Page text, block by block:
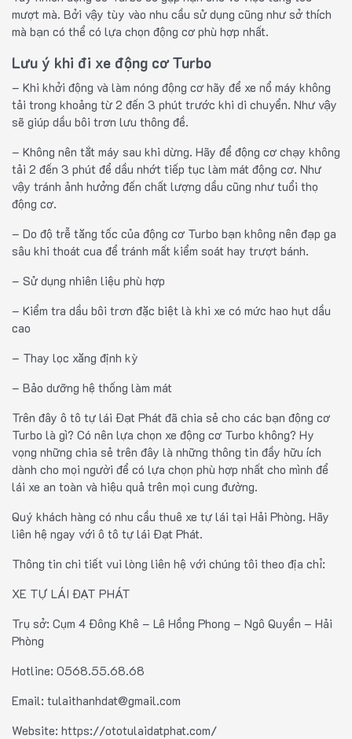
mượt mà. Bởi vậy tùy vào nhu cầu sử dụng cũng như sở thích
mà bạn có thể có lựa chọn động cơ phù hợp nhất.
Lưu ý khi đi xe động cơ Turbo
– Khi khởi động và làm nóng động cơ hãy để xe nổ máy không
tải trong khoảng từ 2 đến 3 phút trước khi di chuyển. Như vậy
sẽ giúp dầu bôi trơn lưu thông đề.
– Không nên tắt máy sau khi dừng. Hãy để động cơ chạy không
tải 2 đến 3 phút để dầu nhớt tiếp tục làm mát động cơ. Như
vậy tránh ảnh hưởng đến chất lượng dầu cũng như tuổi thọ
động cơ.
– Do độ trễ tăng tốc của động cơ Turbo bạn không nên đạp ga
sâu khi thoát cua để tránh mất kiểm soát hay trượt bánh.
– Sử dụng nhiên liệu phù hợp
– Kiểm tra dầu bôi trơn đặc biệt là khi xe có mức hao hụt dầu
cao
– Thay lọc xăng định kỳ
– Bảo dưỡng hệ thống làm mát
Trên đây ô tô tự lái Đạt Phát đã chia sẻ cho các bạn động cơ
Turbo là gì? Có nên lựa chọn xe động cơ Turbo không? Hy
vọng những chia sẻ trên đây là những thông tin đầy hữu ích
dành cho mọi người để có lựa chọn phù hợp nhất cho mình để
lái xe an toàn và hiệu quả trên mọi cung đường.
Quý khách hàng có nhu cầu thuê xe tự lái tại Hải Phòng. Hãy
liên hệ ngay với ô tô tự lái Đạt Phát.
Thông tin chi tiết vui lòng liên hệ với chúng tôi theo địa chỉ:
XE TỰ LÁI ĐẠT PHÁT
Trụ sở: Cụm 4 Đông Khê – Lê Hồng Phong – Ngô Quyền – Hải
Phòng
Hotline: 0568.55.68.68
Email: tulaithanhdat@gmail.com
Website: https://ototulaidatphat.com/